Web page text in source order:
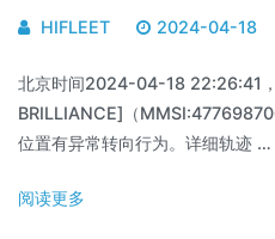
HIFLEET 2024-04-18
北京时间2024-04-18 22:26:41
BRILLIANCE]（
位置有异常转向行为。详细轨迹 …
阅读更多